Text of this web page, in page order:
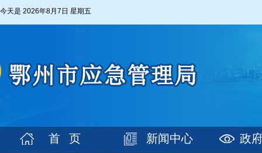
今天是 2026年8月7日 星期五
首 页 新闻中心 政